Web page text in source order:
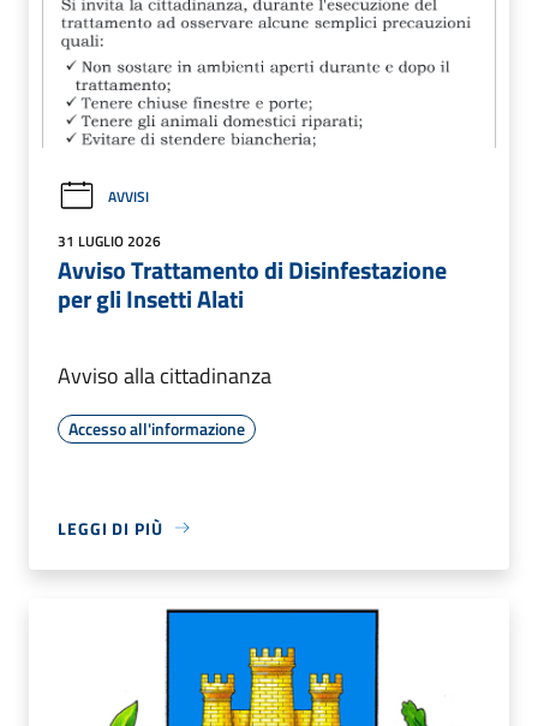
AVVISI
31 LUGLIO 2026
Avviso Trattamento di Disinfestazione
per gli Insetti Alati
Avviso alla cittadinanza
Accesso all'informazione
LEGGI DI PIÙ